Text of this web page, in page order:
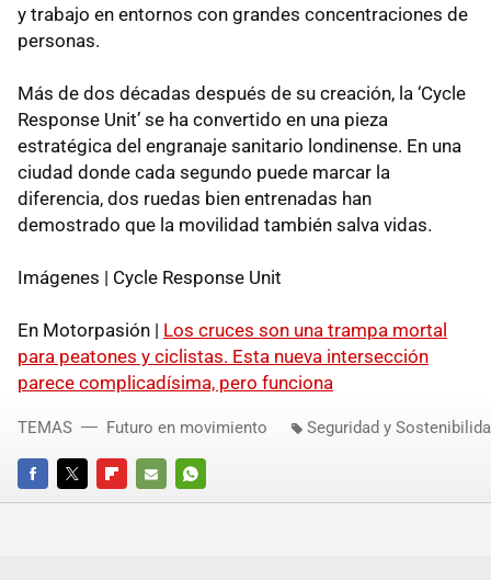
y trabajo en entornos con grandes concentraciones de
personas.
Más de dos décadas después de su creación, la ‘Cycle
Response Unit’ se ha convertido en una pieza
estratégica del engranaje sanitario londinense. En una
ciudad donde cada segundo puede marcar la
diferencia, dos ruedas bien entrenadas han
demostrado que la movilidad también salva vidas.
Imágenes | Cycle Response Unit
En Motorpasión | Los cruces son una trampa mortal
para peatones y ciclistas. Esta nueva intersección
parece complicadísima, pero funciona
FACEBOOKTWITTERFLIPBOARD
E-
WHATSAPP
TEMAS Futuro en movimiento Seguridad y